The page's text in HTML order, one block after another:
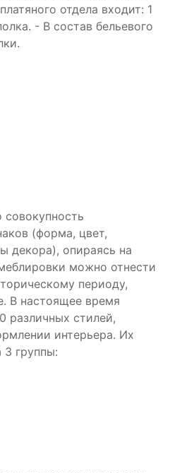
отдела входит: 1
- В состав бельевого
(форма, цвет,
декора), опираясь на
можно отнести
периоду,
В настоящее время
различных стилей,
интерьера. Их
3 группы: